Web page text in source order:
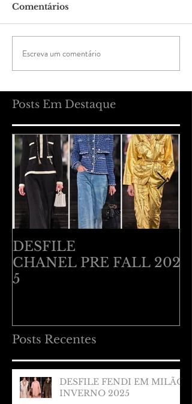
Comentários
Escreva um comentário
Posts Em Destaque
DESFILE
CHANEL PRE FALL 202
5
Posts Recentes
DESFILE FENDI EM MILÃO
INVERNO 2025